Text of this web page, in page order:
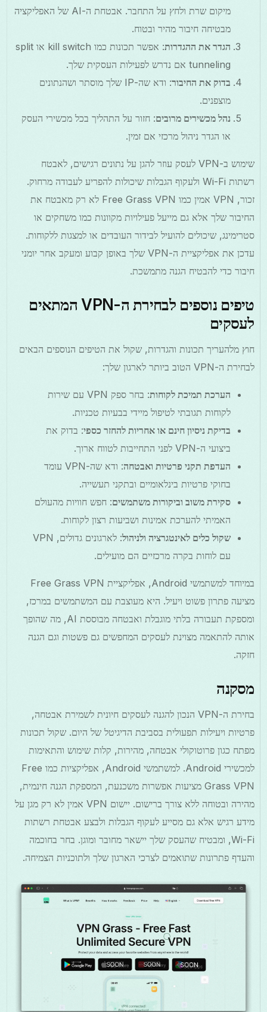
מיקום שרת ולחץ על התחבר. אבטחת ה-AI של האפליקציה
מבטיחה חיבור מהיר ובטוח.
הגדר את ההגדרות
: אפשר תכונות כמו kill switch או split
tunneling אם נדרש לפעילות העסקית שלך.
בדוק את החיבור
: ודא שה-IP שלך מוסתר ושהנתונים
מוצפנים.
נהל מכשירים מרובים: חזור על התהליך בכל מכשירי העסק
או הגדר ניהול מרכזי אם זמין.
שימוש ב-VPN לעסק עוזר להגן על נתונים רגישים, לאבטח
רשתות Wi-Fi ולעקוף הגבלות שיכולות להפריע לעבודה מרחוק.
זכור, VPN אמין כמו Free Grass VPN לא רק מאבטח את
החיבור שלך אלא גם מייעל פעילויות מקוונות כמו משחקים או
סטרימינג, שיכולים להועיל לבידור העובדים או למצגות ללקוחות.
עדכן את אפליקציית ה-VPN שלך באופן קבוע ומעקב אחר יומני
חיבור כדי להבטיח הגנה מתמשכת.
טיפים נוספים לבחירת ה-VPN המתאים
לעסקים
חוץ מלהעריך תכונות והגדרות, שקול את הטיפים הנוספים הבאים
לבחירת ה-VPN הטוב ביותר לארגון שלך:
הערכת תמיכת לקוחות
: בחר ספק VPN עם שירות
לקוחות תגובתי לטיפול מיידי בבעיות טכניות.
בדיקת ניסיון חינם או אחריות להחזר כספי: בדוק את
ביצועי ה-VPN לפני התחייבות לטווח ארוך.
העדפת תקני פרטיות ואבטחה
: ודא שה-VPN עומד
בחוקי פרטיות בינלאומיים ובתקני תעשייה.
סקירת משוב וביקורות משתמשים: חפש חוויות מהעולם
האמיתי להערכת אמינות ושביעות רצון לקוחות.
שקול כלים לאינטגרציה ולניהול
: לארגונים גדולים, VPN
עם לוחות בקרה מרכזיים הם מועילים.
במיוחד למשתמשי Android, אפליקציית Free Grass VPN
מציעה פתרון פשוט ויעיל. היא מעוצבת עם המשתמשים במרכז,
ומספקת תעבורה בלתי מוגבלת ואבטחה מבוססת AI, מה שהופך
אותה להתאמה מצוינת לעסקים המחפשים גם פשטות וגם הגנה
חזקה.
מסקנה
בחירת ה-VPN הנכון להגנה לעסקים חיונית לשמירת אבטחה,
פרטיות ויעילות תפעולית בסביבת הדיגיטל של היום. שקול תכונות
מפתח כגון פרוטוקולי אבטחה, מהירות, קלות שימוש והתאימות
למכשירי Android. למשתמשי Android, אפליקציות כמו Free
Grass VPN מציעות אפשרות משכנעת, המספקת הגנה חינמית,
מהירה ובטוחה ללא צורך ברישום. יישום VPN אמין לא רק מגן על
מידע רגיש אלא גם מסייע לעקוף הגבלות ולבצע אבטחת רשתות
Wi-Fi, ומבטיח שהעסק שלך יישאר מחובר ומוגן. בחר בחוכמה
והעדף פתרונות שתואמים לצרכי הארגון שלך ולתוכניות הצמיחה.